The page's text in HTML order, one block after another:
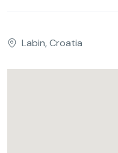
Labin, Croatia